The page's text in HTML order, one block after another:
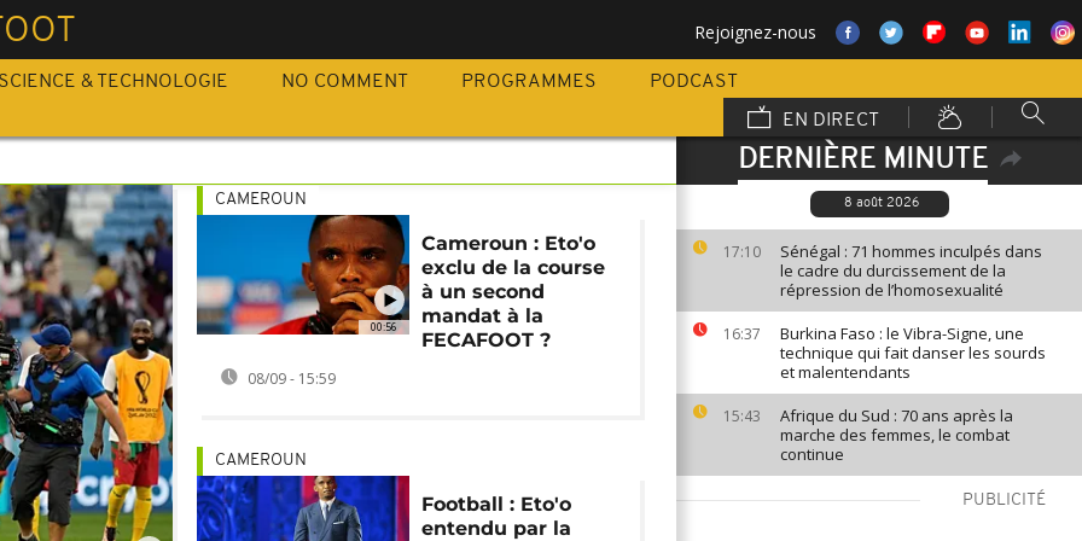
Rejoignez-nous
SCIENCE & TECHNOLOGIE NO COMMENT PROGRAMMES
PODCAST
EN DIRECT
DERNIÈRE MINUTE
8 août 2026
17:10
Sénégal : 71 hommes inculpés dans
le cadre du durcissement de la
répression de l’homosexualité
16:37
Burkina Faso : le Vibra-Signe, une
technique qui fait danser les sourds
et malentendants
15:43
Afrique du Sud : 70 ans après la
marche des femmes, le combat
continue
PUBLICITÉ
00:56
CAMEROUN
Cameroun : Eto'o
exclu de la course
à un second
mandat à la
FECAFOOT ?
08/09 - 15:59
CAMEROUN
Football : Eto'o
entendu par la